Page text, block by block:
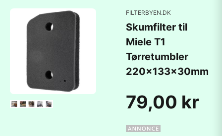
FILTERBYEN.DK
Skumfilter til
Miele T1
Tørretumbler
220x133x30mm
79,00 kr